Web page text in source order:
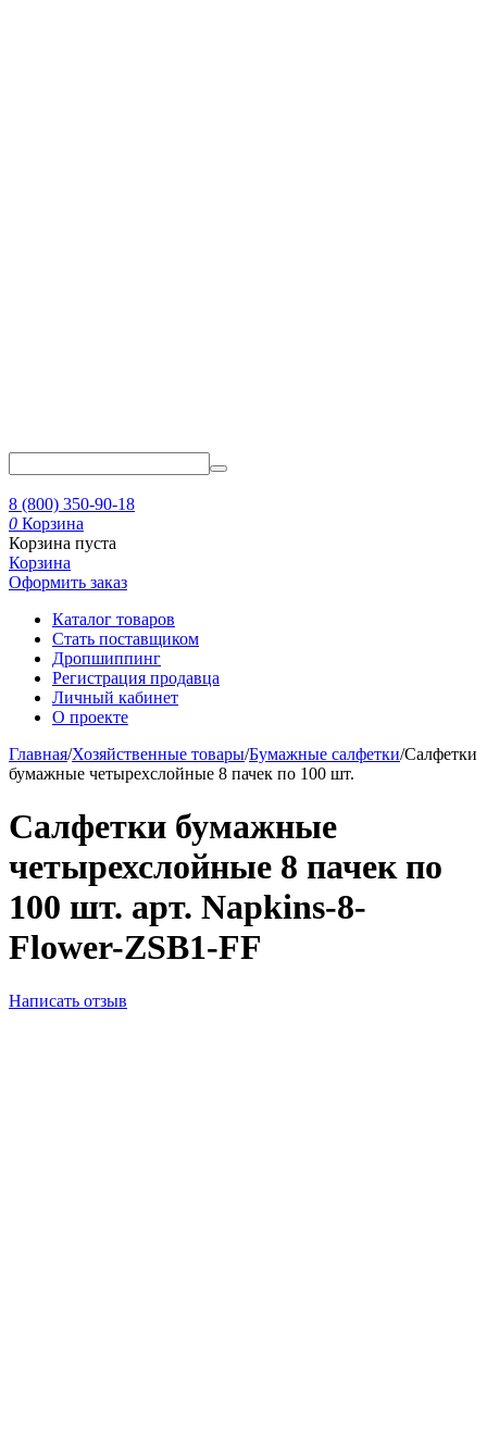
8 (800) 350-90-18
0 Корзина
Корзина пуста
Корзина
Оформить заказ
Каталог товаров
Стать поставщиком
Дропшиппинг
Регистрация продавца
Личный кабинет
О проекте
Главная/Хозяйственные товары/Бумажные салфетки/Салфетки
бумажные четырехслойные 8 пачек по 100 шт.
Салфетки бумажные
четырехслойные 8 пачек по
100 шт. арт. Napkins-8-
Flower-ZSB1-FF
Написать отзыв